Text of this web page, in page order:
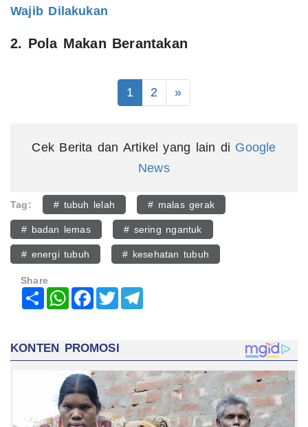
Wajib Dilakukan
2. Pola Makan Berantakan
1 2 »
Cek Berita dan Artikel yang lain di Google
News
Tag: # tubuh lelah # malas gerak
# badan lemas # sering ngantuk
# energi tubuh # kesehatan tubuh
Share
Share WhatsAppFacebook
Twitter